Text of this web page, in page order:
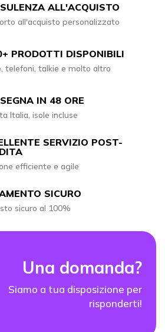
ALL'ACQUISTO
all'acquisto personalizzato
PRODOTTI DISPONIBILI
telefoni, talkie e molto altro
IN 48 ORE
Italia, isole incluse
SERVIZIO POST-
efficiente e agile
SICURO
sicuro al 100%
Una domanda?
Siamo a tua disposizione per
risponderti!